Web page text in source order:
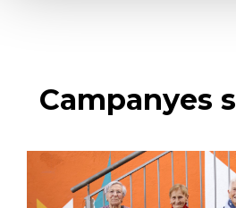
Campanyes